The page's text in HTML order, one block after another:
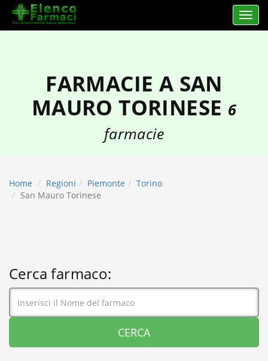
Apri
elencofarmaci.it
FARMACIE A SAN
MAURO TORINESE 6
farmacie
Home Regioni Piemonte
Torino
San Mauro Torinese
Cerca farmaco: